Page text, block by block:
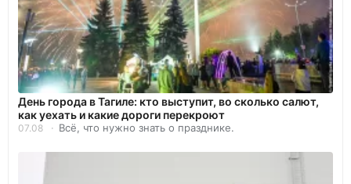
День города в Тагиле: кто выступит, во сколько салют,
как уехать и какие дороги перекроют
07.08 Всё, что нужно знать о празднике.